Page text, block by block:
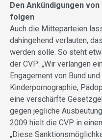
Den Ankündigungen
folgen
Auch die Mitteparteien
dahingehend verlauten,
werden solle. So steht
der CVP: „Wir verlangen
Engagement von Bund
Kinderpornographie,
eine verschärfte
gegen jegliche
2009 hielt die CVP in
„Diese